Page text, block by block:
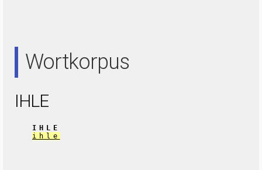
Wortkorpus
IHLE
IHLE
ihle